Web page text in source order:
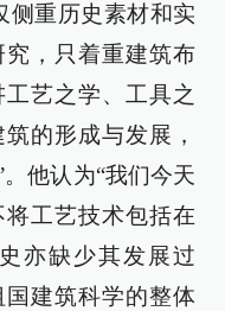
侧重历史素材和实
，只着重建筑布
艺之学、工具之
的形成与发展，
他认为“我们今天
工艺技术包括在
亦缺少其发展过
建筑科学的整体